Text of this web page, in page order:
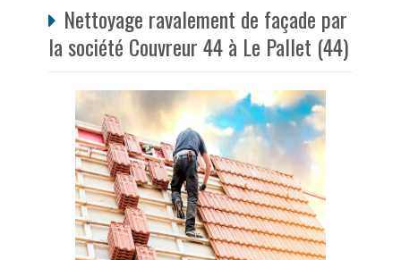
Nettoyage ravalement de façade par
la société Couvreur 44 à Le Pallet (44)